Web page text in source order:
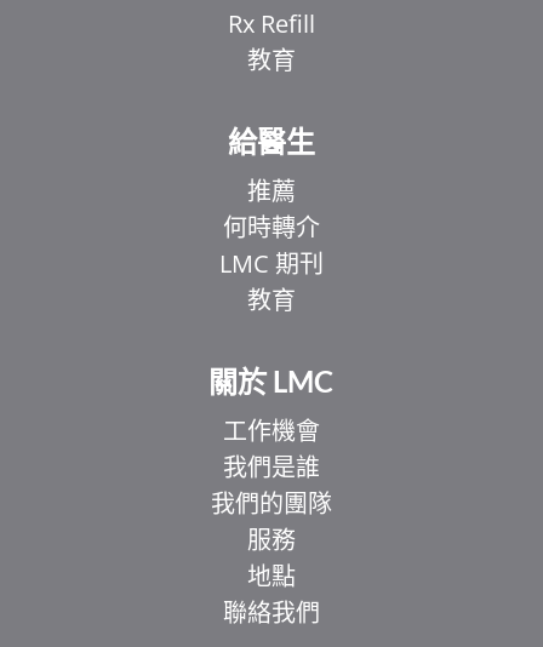
Rx Refill
教育
給醫生
推薦
何時轉介
LMC 期刊
教育
關於 LMC
工作機會
我們是誰
我們的團隊
服務
地點
聯絡我們